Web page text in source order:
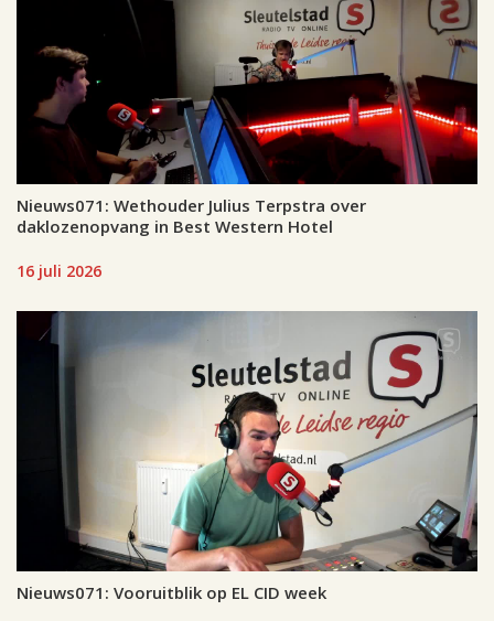
Nieuws071: Wethouder Julius Terpstra over
daklozenopvang in Best Western Hotel
16 juli 2026
Nieuws071: Vooruitblik op EL CID week